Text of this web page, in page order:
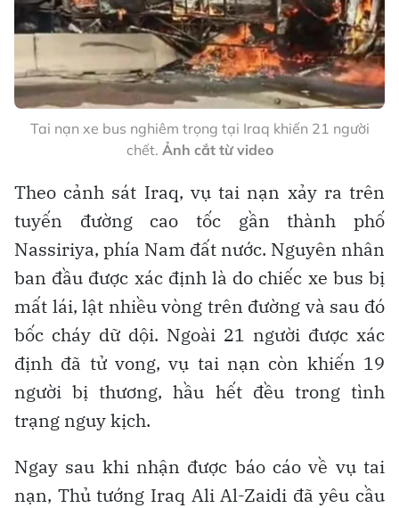
Tai nạn xe bus nghiêm trọng tại Iraq khiến 21 người
chết. Ảnh cắt từ video
Theo cảnh sát Iraq, vụ tai nạn xảy ra trên
tuyến đường cao tốc gần thành phố
Nassiriya, phía Nam đất nước. Nguyên nhân
ban đầu được xác định là do chiếc xe bus bị
mất lái, lật nhiều vòng trên đường và sau đó
bốc cháy dữ dội. Ngoài 21 người được xác
định đã tử vong, vụ tai nạn còn khiến 19
người bị thương, hầu hết đều trong tình
trạng nguy kịch.
Ngay sau khi nhận được báo cáo về vụ tai
nạn, Thủ tướng Iraq Ali Al-Zaidi đã yêu cầu